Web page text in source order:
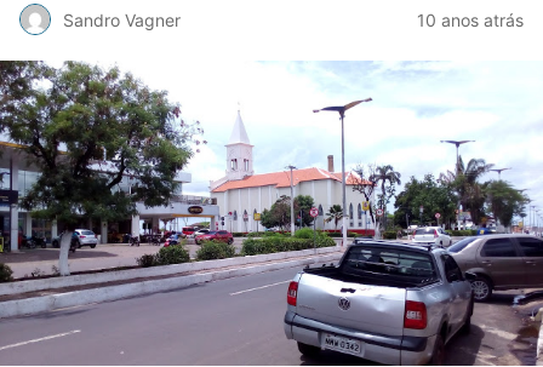
Sandro Vagner 10 anos atrás